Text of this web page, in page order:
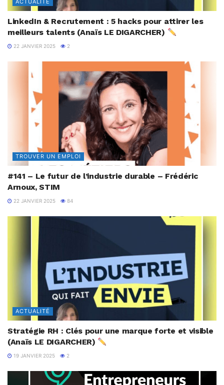
ACTUALITÉ
LinkedIn & Recrutement : 5 hacks pour attirer les
meilleurs talents (Anaïs LE DIGARCHER)
22 JANVIER 2025 2
TROUVER UN EMPLOI
#141 – Le futur de l’industrie durable – Frédéric
Arnoux, STIM
22 JANVIER 2025 84
ACTUALITÉ
Stratégie RH : Clés pour une marque forte et visible
(Anaïs LE DIGARCHER)
19 JANVIER 2025 2